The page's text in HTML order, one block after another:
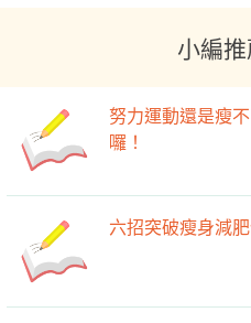
小編
努力運動還是瘦
囉！
六招突破瘦身減